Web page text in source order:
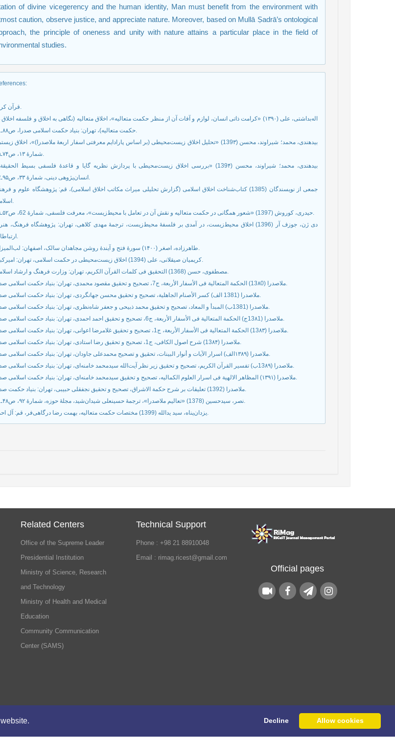
Decline Allow cookies
of divine vicegerency and the human identity, Man must benefit from the environment with
caution, observe justice, and appreciate nature. Moreover, based on Mullā Ṣadrā’s ontological
the principle of oneness and unity with nature attains a particular place in the field of
studies.
:
قرآن کریم.
اله‌‌بداشتی، علی (۱۳۹۰)‌ «کرامت ذاتی انسان، لوازم و آفات آن از منظر حکمت متعالیه»، اخلاق متعاليه (نگاهی به اخلاق و فلسفه اخلاق
حكمت متعاليه)، تهران: بنیاد حکمت اسلامی صدرا، ص۸۸ـ۷۱.
بیدهندی، محمد؛ شیراوند، محسن (139۳) «تحلیل اخلاق زیست‌محیطی (بر اساس پارادایم معرفتی اسفار اربعۀ ملاصدرا)»، اخلاق
شمارۀ ۱۳، ص۷۴ـ۵۵.
بیدهندی، محمد؛ شیراوند، محسن (139۴) «بررسی اخلاق زیست‌محیطی با پردازش نظریه گایا و قاعدۀ فلسفی بسیط
انسان‌پژوهی دینی، شمارۀ ۳۳، ص۹۵ـ۷۷.
جمعی از نویسندگان (1385) کتاب‌شناخت اخلاق اسلامی (گزارش تحلیلی میراث مکاتب اخلاق اسلامی)، قم: پژوهشگاه علوم و
اسلامی.
حیدری، کوروش (1397) «شعور همگانی در حکمت متعالیه و نقش آن در تعامل با محیط‌زیست»، معرفت فلسفی، شمارۀ 62، ص۵۲ـ۳۹.
دی ژن، جوزف آر (1396) اخلاق محیط‌زیست، در آمدی بر فلسفۀ محیط‌زیست، ترجمۀ مهدی کلاهی، تهران: پژوهشگاه فرهنگ،
ارتباطات.
طاهرزاده، اصغر (۱۴۰۰) سورۀ فتح و آیندۀ روشن مجاهدان سالک،‌ اصفهان: لب‌المیزان.
کریمیان صیقلانی، علی (1394) اخلاق زیست‌محیطی در حکمت اسلامی، تهران: امیرکبیر.
مصطفوی، حسن (1368) التحقیق فی کلمات القرآن الکریم، تهران: وزارت فرهنگ و ارشاد اسلامي‌.
ملاصدرا (13۸0) الحكمة المتعالية فی الأسفار الأربعة، ج7، تصحیح و تحقیق مقصود محمدی، تهران: بنیاد حکمت اسلامی صدرا.
ملاصدرا (1381 الف) کسر الأصنام الجاهلیة، تصحیح و تحقیق محسن جهانگردی، تهران: بنیاد حکمت اسلامی صدرا.
ملاصدرا (1381ب) المبدأ و المعاد، تصحیح و تحقیق محمد ذبیحی و جعفر شاه‌نظری، تهران: بنیاد حکمت اسلامی صدرا.
ملاصدرا (13۸1ج) الحكمة المتعالية فی الأسفار الأربعة، ج6، تصحیح و تحقیق احمد احمدی، تهران: بنیاد حکمت اسلامی صدرا.
ملاصدرا (13۸۳) الحكمة المتعالية فی الأسفار الأربعة، ج1، تصحیح و تحقیق غلامرضا اعوانی، تهران: بنیاد حکمت اسلامی صدرا.
ملاصدرا (13۸۴) شرح اصول الکافی، ج1، تصحیح و تحقیق رضا استادی، تهران: بنیاد حکمت اسلامی صدرا.
ملاصدرا (۱۳۸۹الف) اسرار الآیات و أنوار البینات، تحقیق و تصحیح محمدعلی جاودان، تهران: بنیاد حکمت اسلامی صدرا.
ملاصدرا (13۸۹ب) تفسير القرآن الكريم، تصحیح و تحقیق زیر نظر آیت‌الله سیدمحمد خامنه‌ای، تهران: بنیاد حکمت اسلامی صدرا.
ملاصدرا (۱۳۹۱) المظاهر الالهیة فی اسرار العلوم الکمالیه، تصحیح و تحقیق سیدمحمد خامنه‌ای، تهران: بنیاد حکمت اسلامی صدرا.
ملاصدرا (1392) تعلیقات بر شرح حکمة الاشراق، تصحیح و تحقیق نجفقلی حبیبی، تهران: بنیاد حکمت صدرا.
نصر، سیدحسین (1378) «تعالیم ملاصدرا»، ترجمۀ حسینعلی شیدان‌شید، مجلۀ حوزه، شمارۀ ۹۲، ص۴۸ـ۲۱.
یزدان‌پناه، سید یدالله (1399) مختصات حکمت متعالیه، بهمت رضا درگاهی‌فر، قم: آل احمد.
Related Centers
Office of the Supreme Leader
Presidential Institution
Ministry of Science, Research
and Technology
Ministry of Health and Medical
Education
Community Communication
Center (SAMS)
Technical Support
Phone : +98 21 88910048
Email : rimag.ricest@gmail.com
Official pages